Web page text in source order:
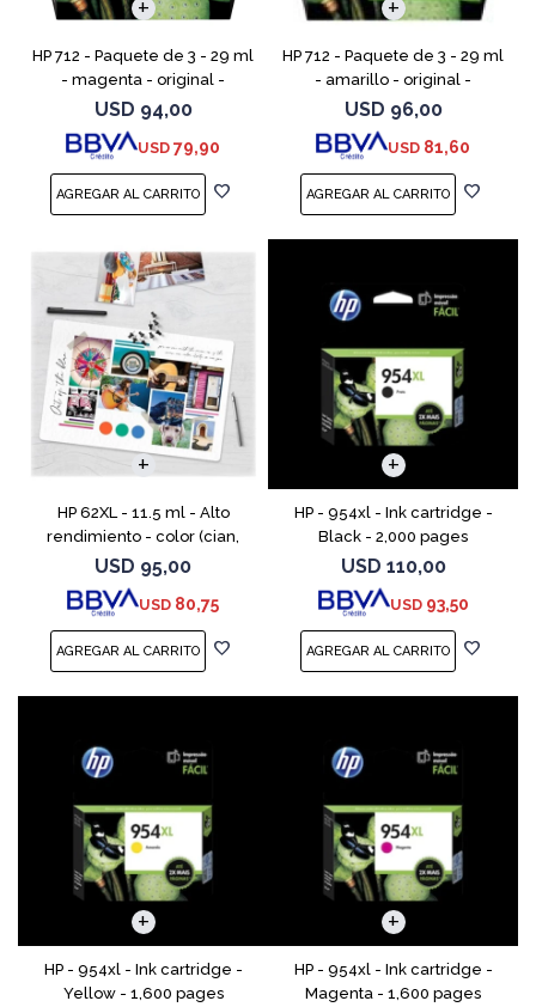
HP 712 - Paquete de 3 - 29 ml
- magenta - original -
DesignJet - cartucho de tinta
- para DesignJet Studio, T210,
T230, T250, T6
USD 94,00
USD 79,90
HP 712 - Paquete de 3 - 29 ml
- amarillo - original -
DesignJet - cartucho de tinta
- para DesignJet Studio, T210,
T230, T250, T
USD 96,00
USD 81,60
HP 62XL - 11.5 ml - Alto
rendimiento - color (cian,
magenta, amarillo) - original
- cartucho de tinta - para
ENVY 55XX, 56XX, 76
USD 95,00
USD 80,75
HP - 954xl - Ink cartridge -
Black - 2,000 pages
USD 110,00
USD 93,50
HP - 954xl - Ink cartridge -
Yellow - 1,600 pages
HP - 954xl - Ink cartridge -
Magenta - 1,600 pages